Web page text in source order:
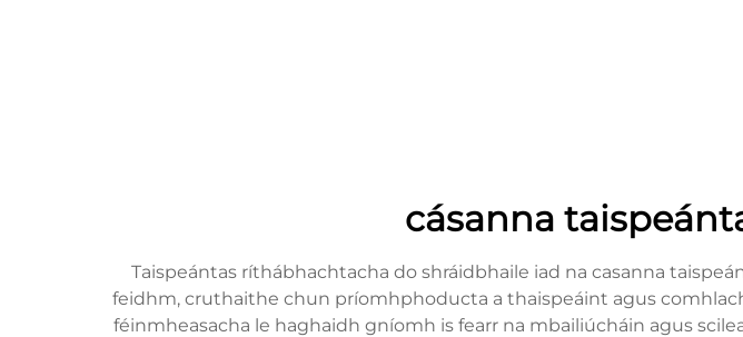
cásanna
Taispeántas ríthábhachtacha do shráidbhaile iad na casanna
feidhm, cruthaithe chun príomhphoducta a thaispeáint agus
féinmheasacha le haghaidh gníomh is fearr na mbailiúcháin agus